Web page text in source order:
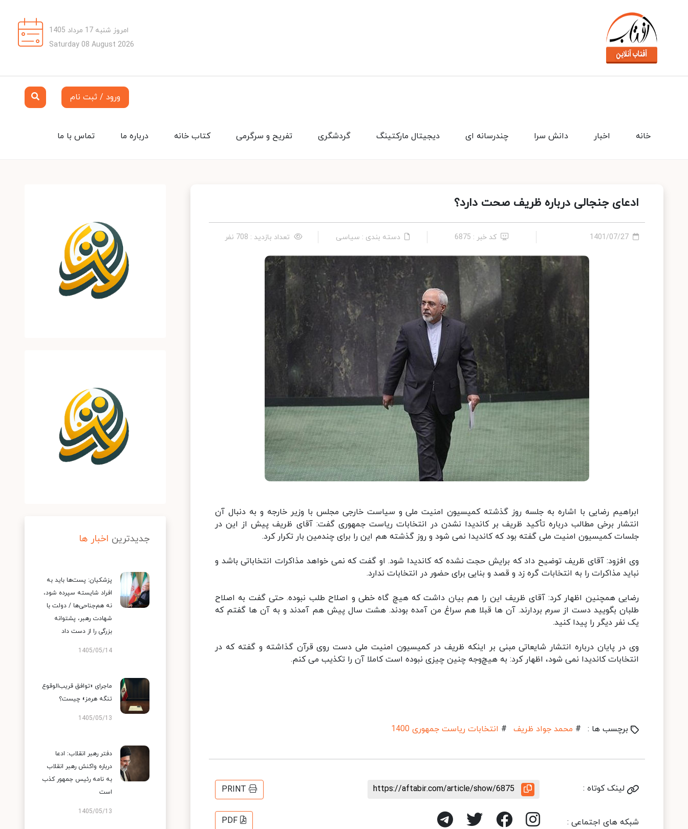
امروز شنبه 17 مرداد 1405
Saturday 08 August 2026
ورود / ثبت نام
تماس با ما درباره ما کتاب خانه تفریح و سرگرمی گردشگری دیجیتال مارکتینگ چندرسانه ای دانش سرا اخبار خانه
ادعای جنجالی درباره ظریف صحت دارد؟
1401/07/27 کد خبر : 6875 دسته بندی : سیاسی تعداد بازدید : 708 نفر
ابراهیم رضایی با اشاره به جلسه روز گذشته کمیسیون امنیت ملی و سیاست خارجی مجلس با وزیر خارجه و به دنبال آن
انتشار برخی مطالب درباره تأکید ظریف بر کاندیدا نشدن در انتخابات ریاست جمهوری گفت: آقای ظریف پیش از این در
جلسات کمیسیون امنیت ملی گفته بود که کاندیدا نمی شود و روز گذشته هم این را برای چندمین بار تکرار کرد.
وی افزود: آقای ظریف توضیح داد که برایش حجت نشده که کاندیدا شود. او گفت که نمی خواهد مذاکرات انتخاباتی باشد و
نباید مذاکرات را به انتخابات گره زد و قصد و بنایی برای حضور در انتخابات ندارد.
رضایی همچنین اظهار کرد: آقای ظریف این را هم بیان داشت که هیچ گاه خطی و اصلاح طلب نبوده. حتی گفت به اصلاح
طلبان بگویید دست از سرم بردارند. آن ها قبلا هم سراغ من آمده بودند. هشت سال پیش هم آمدند و به آن ها گفتم که
یک نفر دیگر را پیدا کنید.
وی در پایان درباره انتشار شایعاتی مبنی بر اینکه ظریف در کمیسیون امنیت ملی دست روی قرآن گذاشته و گفته که در
انتخابات کاندیدا نمی شود، اظهار کرد: به هیچ‌وجه چنین چیزی نبوده است کاملا آن را تکذیب می کنم.
برچسب ها : # محمد جواد ظریف # انتخابات ریاست جمهوری 1400
لینک کوتاه : https://aftabir.com/article/show/6875
PRINT
شبکه های اجتماعی : PDF
جدیدترین اخبار ها
پزشکیان: پست‌ها باید به
افراد شایسته سپرده شود،
نه هم‌جناحی‌ها / دولت با
شهادت رهبر، پشتوانه
بزرگی را از دست داد
1405/05/14
ماجرای «توافق قریب‌الوقوع
تنگه هرمز» چیست؟
1405/05/13
دفتر رهبر انقلاب: ادعا
درباره واکنش رهبر انقلاب
به نامه رئیس جمهور کذب
است
1405/05/13